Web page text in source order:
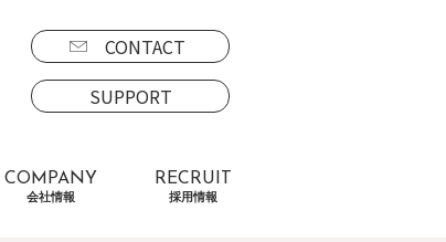
CONTACT
SUPPORT
COMPANY
会社情報
RECRUIT
採用情報